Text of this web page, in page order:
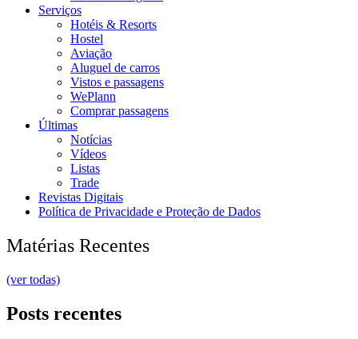
Serviços
Hotéis & Resorts
Hostel
Aviação
Aluguel de carros
Vistos e passagens
WePlann
Comprar passagens
Últimas
Notícias
Vídeos
Listas
Trade
Revistas Digitais
Política de Privacidade e Proteção de Dados
Matérias Recentes
(ver todas)
Posts recentes